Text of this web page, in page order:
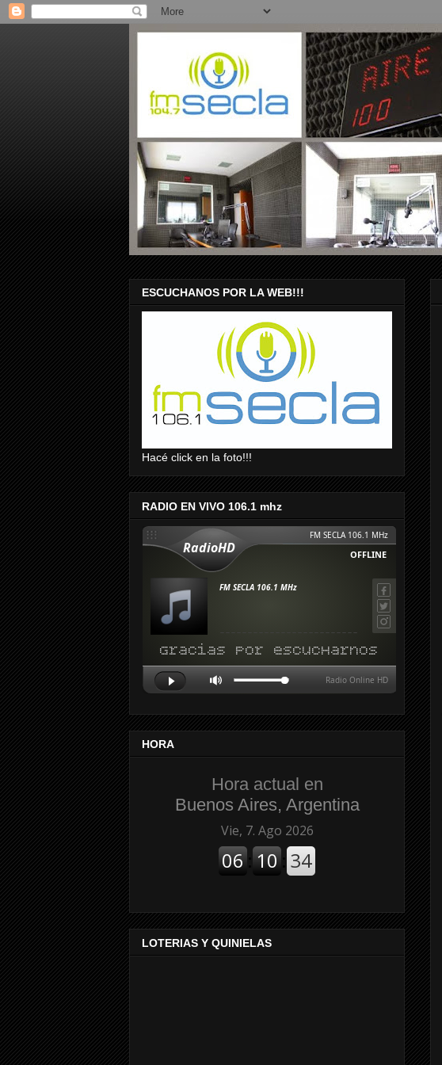
ESCUCHANOS POR LA WEB!!!
Hacé click en la foto!!!
RADIO EN VIVO 106.1 mhz
HORA
Hora actual en
Buenos Aires, Argentina
LOTERIAS Y QUINIELAS